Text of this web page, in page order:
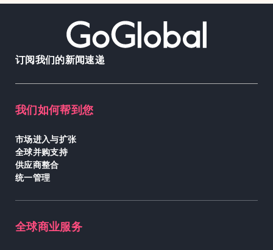
订阅我们的新闻速递
我们如何帮到您
市场进入与扩张
全球并购支持
供应商整合
统一管理
全球商业服务